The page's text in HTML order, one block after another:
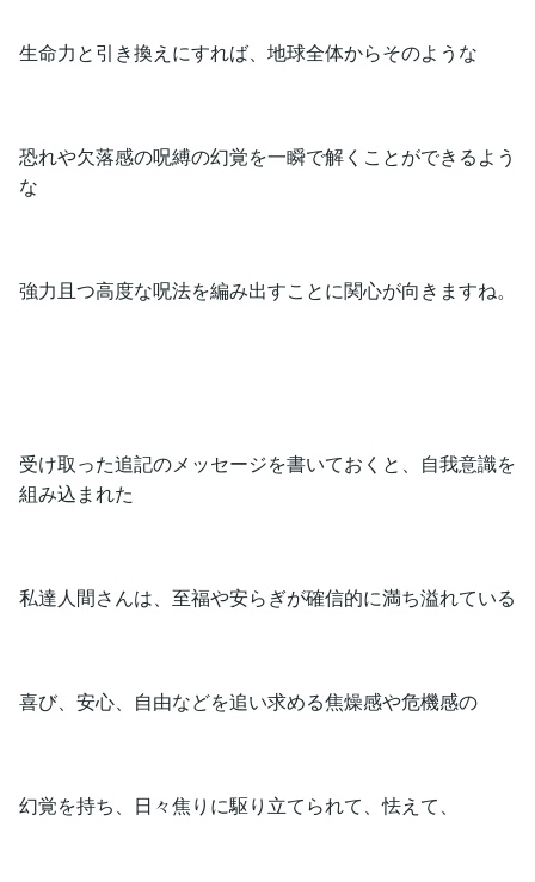
生命力と引き換えにすれば、地球全体からそのような
恐れや欠落感の呪縛の幻覚を一瞬で解くことができるよう
な
強力且つ高度な呪法を編み出すことに関心が向きますね。
受け取った追記のメッセージを書いておくと、自我意識を
組み込まれた
私達人間さんは、至福や安らぎが確信的に満ち溢れている
喜び、安心、自由などを追い求める焦燥感や危機感の
幻覚を持ち、日々焦りに駆り立てられて、怯えて、